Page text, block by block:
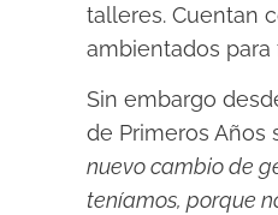
talleres. Cuentan
ambientados
Sin embargo
de Primeros Años
nuevo cambio de
teníamos, porque